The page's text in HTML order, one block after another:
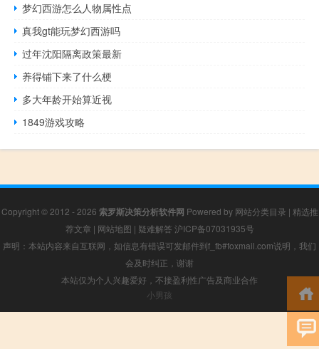
梦幻西游怎么人物属性点
真我gt能玩梦幻西游吗
过年沈阳隔离政策最新
养得铺下来了什么梗
多大年龄开始算近视
1849游戏攻略
Copyright © 2012 - 2026 索罗斯决策分析软件网 Powered by 网站分类目录 | 精选推
荐文章 | 网站地图 | 疑难解答 沪ICP备07031935号
声明：本站内容来自互联网，如信息有错误可发邮件到f_fb#foxmail.com说明，我们
会及时纠正，谢谢
本站仅为个人兴趣爱好，不接盈利性广告及商业合作
小男孩